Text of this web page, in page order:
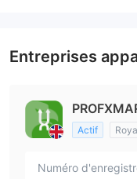
Entreprises
Actif
Numéro